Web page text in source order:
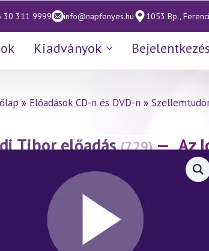
30 311 9999 info@napfenyes.hu 1053 Bp.,
Kiadványok Bejelentkezés
» Előadások CD-n és DVD-n »
Tibor előadás (729) — „Az
32. rész(2016.03.04.)